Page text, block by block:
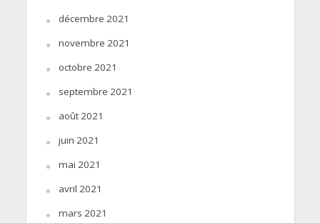
décembre 2021
novembre 2021
octobre 2021
septembre 2021
août 2021
juin 2021
mai 2021
avril 2021
mars 2021